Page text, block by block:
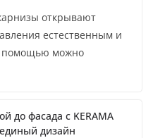
открывают
естественным и
помощью можно
до фасада с KERAMA
дизайн